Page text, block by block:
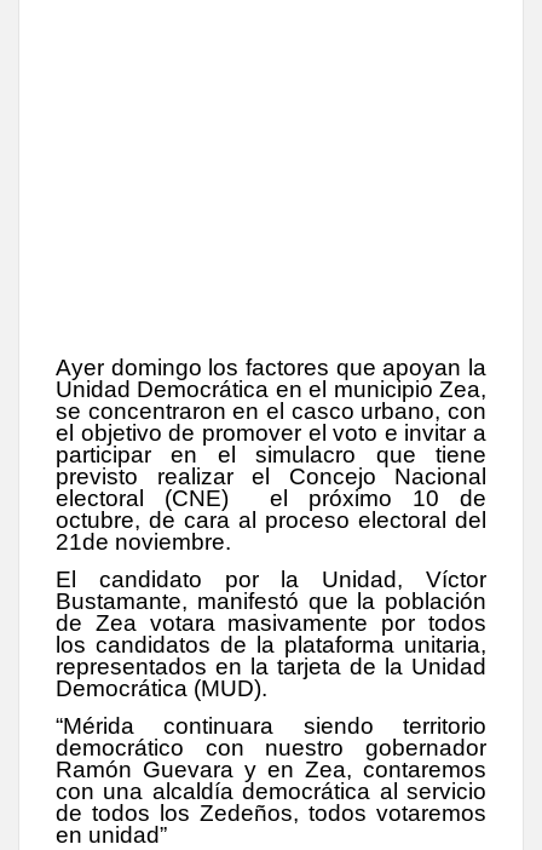
Ayer domingo los factores que apoyan la
Unidad Democrática en el municipio Zea,
se concentraron en el casco urbano, con
el objetivo de promover el voto e invitar a
participar en el simulacro que tiene
previsto realizar el Concejo Nacional
electoral (CNE) el próximo 10 de
octubre, de cara al proceso electoral del
21de noviembre.
El candidato por la Unidad, Víctor
Bustamante, manifestó que la población
de Zea votara masivamente por todos
los candidatos de la plataforma unitaria,
representados en la tarjeta de la Unidad
Democrática (MUD).
“Mérida continuara siendo territorio
democrático con nuestro gobernador
Ramón Guevara y en Zea, contaremos
con una alcaldía democrática al servicio
de todos los Zedeños, todos votaremos
en unidad”